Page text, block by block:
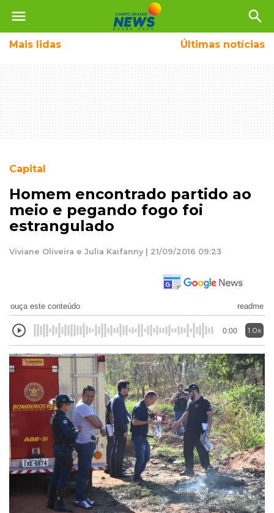
menu search
Mais lidas Últimas notícias
Capital
Homem encontrado partido ao
meio e pegando fogo foi
estrangulado
Viviane Oliveira e Julia Kaifanny | 21/09/2016 09:23
ouça este conteúdo readme
0:00 1.0x